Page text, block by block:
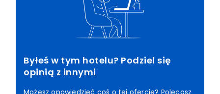
Byłeś w tym hotelu? Podziel się
opinią z innymi